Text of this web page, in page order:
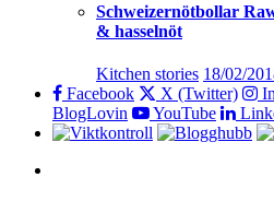
Schweizernötbollar
& hasselnöt
Kitchen stories 18/02/
Facebook
X (Twitter)
BlogLovin
YouTube